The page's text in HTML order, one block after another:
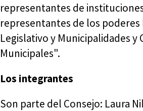
representantes de
representantes de los poderes
Legislativo y Municipalidades y
Municipales".
Los integrantes
Son parte del Consejo: Laura